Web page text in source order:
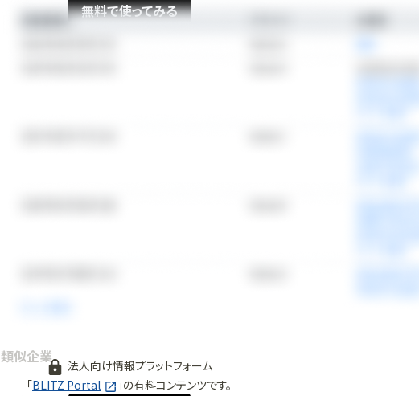
無料で使ってみる
法人向け情報プラットフォーム
「BLITZ Portal 」の有料コンテンツです。
類似企業